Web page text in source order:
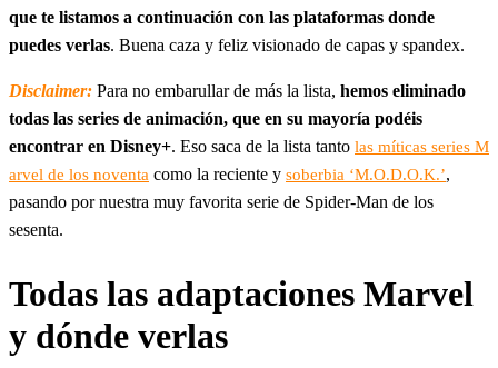
que te listamos a continuación con las plataformas donde
puedes verlas. Buena caza y feliz visionado de capas y spandex.
Disclaimer: Para no embarullar de más la lista, hemos eliminado
todas las series de animación, que en su mayoría podéis
encontrar en Disney+. Eso saca de la lista tanto las míticas series M
arvel de los noventa como la reciente y soberbia ‘M.O.D.O.K.’,
pasando por nuestra muy favorita serie de Spider-Man de los
sesenta.
Todas las adaptaciones Marvel
y dónde verlas